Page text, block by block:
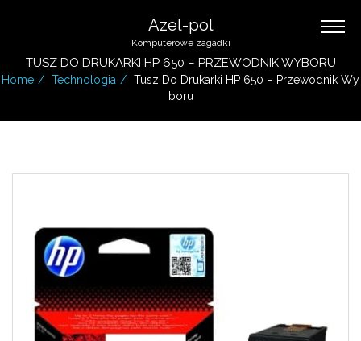
Azel-pol
Komputerowe zagadki
TUSZ DO DRUKARKI HP 650 – PRZEWODNIK WYBORU
Home Technologia
Tusz Do Drukarki HP 650 – Przewodnik Wy
Boru